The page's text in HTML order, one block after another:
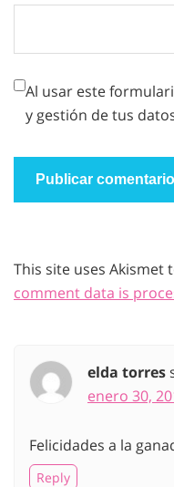
Al usar este
y gestión de tus
This site uses Akismet
comment data is
elda torres
enero 30,
Felicidades a la
Reply